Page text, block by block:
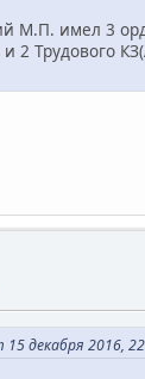
М.П. имел 3
2 Трудового
декабря 2016,